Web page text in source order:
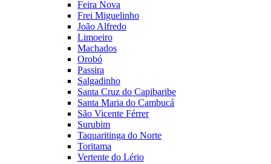
Feira Nova
Frei Miguelinho
João Alfredo
Limoeiro
Machados
Orobó
Passira
Salgadinho
Santa Cruz do Capibaribe
Santa Maria do Cambucá
São Vicente Férrer
Surubim
Taquaritinga do Norte
Toritama
Vertente do Lério